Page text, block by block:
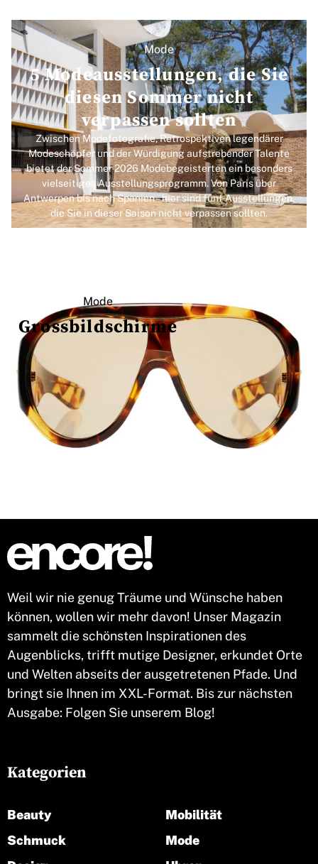
Mode
5 Modeausstellungen, die Sie
diesen Sommer nicht
verpassen sollten
Zwischen Modefotografie, Retrospektiven legendärer
Modeschöpfer und der Würdigung aufstrebender Talente
bietet der Sommer 2026 Modebegeisterten ein besonders
vielseitiges Ausstellungsprogramm. Von Paris über
Antwerpen bis nach Spanien – hier sind fünf Ausstellungen,
die Sie in dieser Saison nicht verpassen sollten.
Mode
Grossbildschirme
Weil wir nie genug Träume und Wünsche haben
können, wollen wir mehr davon! Unser Magazin
sammelt die schönsten Inspirationen des
Augenblicks, trifft mutige Designer, erkundet Orte
und Welten abseits der ausgetretenen Pfade. Und
bringt sie Ihnen im XXL-Format. Bis zur nächsten
Ausgabe: Folgen Sie unserem Blog!
Kategorien
Beauty
Schmuck
Mobilität
Mode